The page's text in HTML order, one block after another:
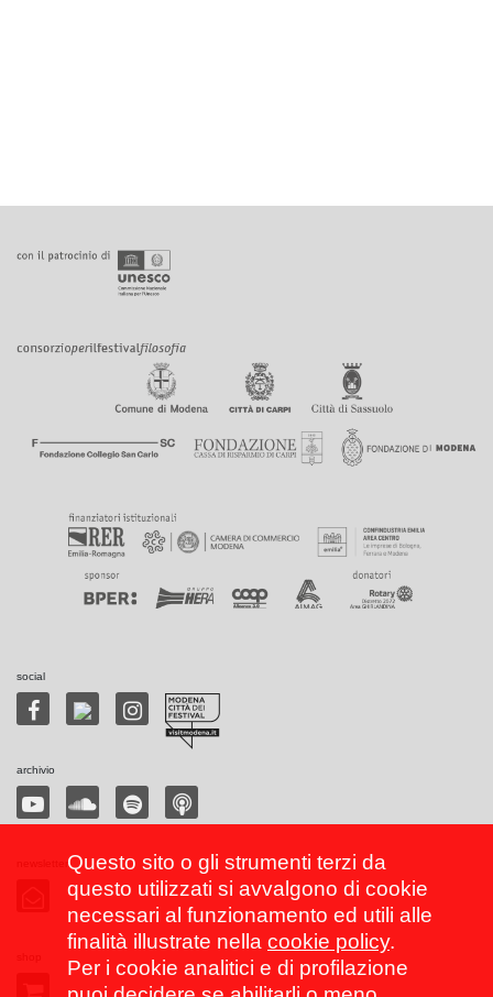
social
archivio
Questo sito o gli strumenti terzi da
questo utilizzati si avvalgono di cookie
necessari al funzionamento ed utili alle
finalità illustrate nella cookie policy.
Per i cookie analitici e di profilazione